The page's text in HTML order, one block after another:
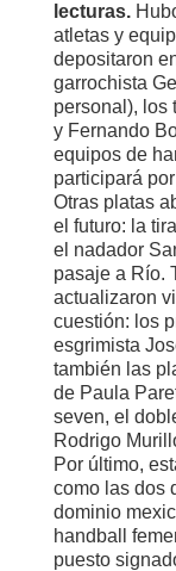
lecturas.
atletas y
depositaron
garrochista
personal), los
y Fernando
equipos de
participará
Otras platas
el futuro: la
el nadador
pasaje a Río.
actualizaron
cuestión: los
esgrimista
también las
de Paula
seven, el
Rodrigo
Por último,
como las dos
dominio
handball
puesto